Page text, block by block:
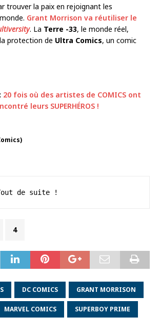
trouver la paix en rejoignant les
Grant Morrison va réutiliser le
. La Terre -33, le monde réel,
protection de Ultra Comics, un comic
20 fois où des artistes de COMICS ont
leurs SUPERHÉROS !
de suite !
4
DC COMICS GRANT MORRISON
MARVEL COMICS SUPERBOY PRIME